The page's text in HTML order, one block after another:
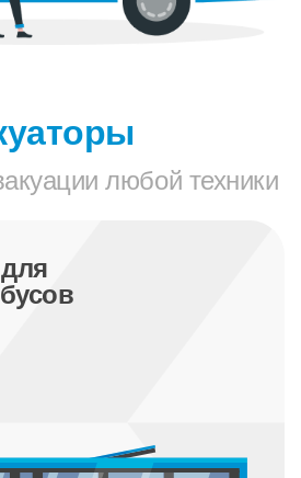
любой техники
для трактора